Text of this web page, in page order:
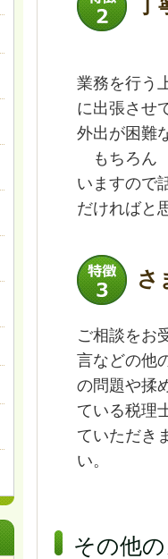
丁
業務を行う
に出張させ
外出が困難
もちろん
いますので
だければと
さ
ご相談をお
言などの他
の問題や揉
ている税理
ていただき
い。
その他